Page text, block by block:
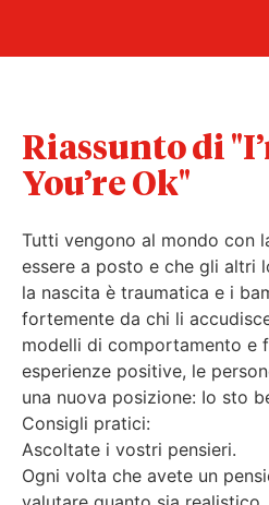
Riassunto di
You’re Ok"
Tutti vengono al mondo con
essere a posto e che gli altri
la nascita è traumatica e i
fortemente da chi li
modelli di comportamento e
esperienze positive, le
una nuova posizione: Io sto
Consigli pratici:
Ascoltate i vostri pensieri.
Ogni volta che avete un